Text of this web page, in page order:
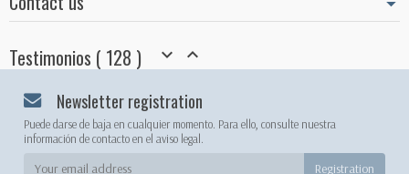
Testimonios ( 128 )  
Newsletter registration
Puede darse de baja en cualquier momento. Para ello, consulte nuestra
información de contacto en el aviso legal.